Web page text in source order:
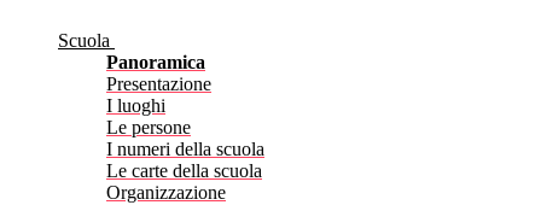
Scuola
Panoramica
Presentazione
I luoghi
Le persone
I numeri della scuola
Le carte della scuola
Organizzazione